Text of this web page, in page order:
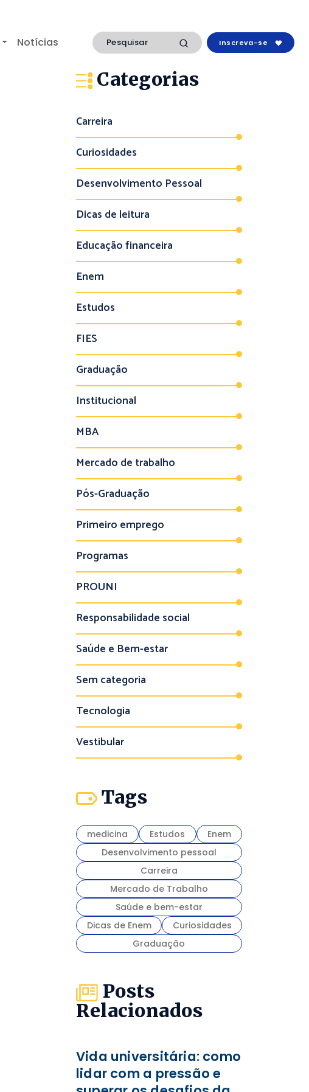
Notícias Inscreva-se
Categorias
Carreira
Curiosidades
Desenvolvimento Pessoal
Dicas de leitura
Educação financeira
Enem
Estudos
FIES
Graduação
Institucional
MBA
Mercado de trabalho
Pós-Graduação
Primeiro emprego
Programas
PROUNI
Responsabilidade social
Saúde e Bem-estar
Sem categoria
Tecnologia
Vestibular
Tags
medicina Estudos
Enem
Desenvolvimento pessoal
Carreira
Mercado de Trabalho
Saúde e bem-estar
Dicas de Enem
Curiosidades
Graduação
Posts
Relacionados
Vida universitária: como
lidar com a pressão e